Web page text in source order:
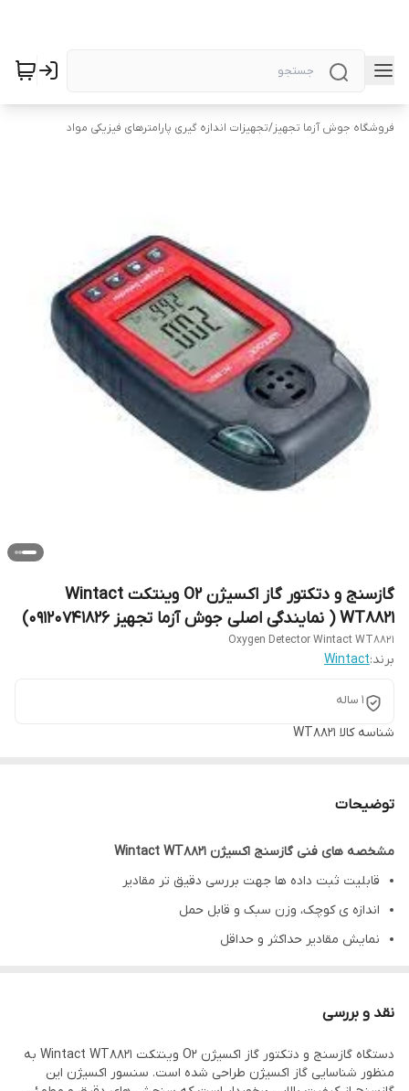
فروشگاه جوش آزما تجهیز/تجهیزات اندازه گیری پارامترهای فیزیکی مواد
گازسنج و دتکتور گاز اکسیژن O2 وینتکت Wintact
WT8821 ( نمایندگی اصلی جوش آزما تجهیز 09120741826)
Oxygen Detector Wintact WT8821
برند:Wintact
1 ساله
شناسه کالا WT8821
توضیحات
مشخصه های فنی گازسنج اکسیژن Wintact WT8821
قابلیت ثبت داده ها جهت بررسی دقیق تر مقادیر
اندازه ی کوچک، وزن سبک و قابل حمل
نمایش مقادیر حداکثر و حداقل
قابلیت خاموش شدن خودکار و برنامه ریزی زمان
Oxygen measurement range
0~25%VOL
نقد و بررسی
دستگاه گازسنج و دتکتور گاز اکسیژن O2 وینتکت Wintact WT8821 به
منظور شناسایی گاز اکسیژن طراحی شده است. سنسور اکسیژن این